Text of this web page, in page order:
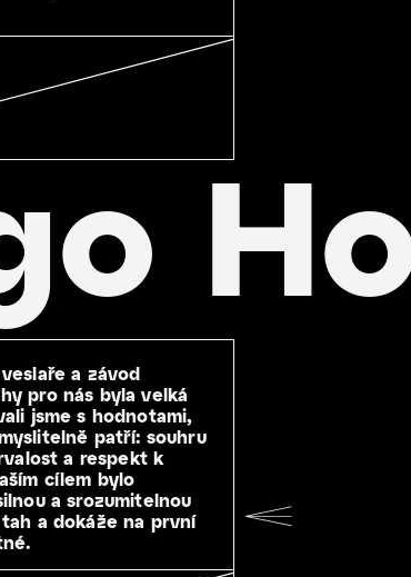
a závod
pro nás byla velká
jsme s hodnotami,
patří: souhru
a respekt k
cílem bylo
a srozumitelnou
a dokáže na první